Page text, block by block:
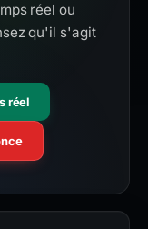
réel ou
qu'il s'agit
réel